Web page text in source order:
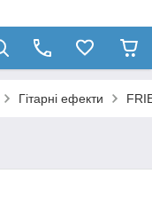
Гітарні ефекти